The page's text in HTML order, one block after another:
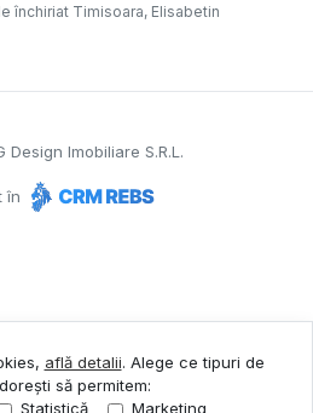
închiriat Timisoara, Elisabetin
Design Imobiliare S.R.L.
în
află detalii. Alege ce tipuri de
să permitem:
Statistică Marketing